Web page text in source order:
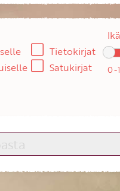
Salasana
Etkö ole
Tietokirjat
Satukirjat